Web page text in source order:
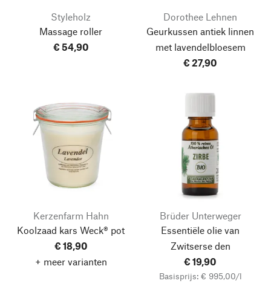
Styleholz
Massage roller
€ 54,90
Dorothee Lehnen
Geurkussen antiek linnen
met lavendelbloesem
€ 27,90
Kerzenfarm Hahn
Koolzaad kars Weck® pot
€ 18,90
+ meer varianten
Brüder Unterweger
Essentiële olie van
Zwitserse den
€ 19,90
Basisprijs: € 995,00/l